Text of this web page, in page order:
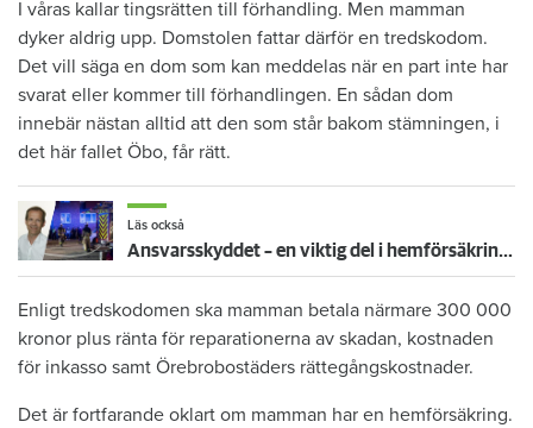
I våras kallar tingsrätten till förhandling. Men mamman
dyker aldrig upp. Domstolen fattar därför en tredskodom.
Det vill säga en dom som kan meddelas när en part inte har
svarat eller kommer till förhandlingen. En sådan dom
innebär nästan alltid att den som står bakom stämningen, i
det här fallet Öbo, får rätt.
Läs också
Ansvarsskyddet – en viktig del i hemförsäkringen
Enligt tredskodomen ska mamman betala närmare 300 000
kronor plus ränta för reparationerna av skadan, kostnaden
för inkasso samt Örebrobostäders rättegångskostnader.
Det är fortfarande oklart om mamman har en hemförsäkring.